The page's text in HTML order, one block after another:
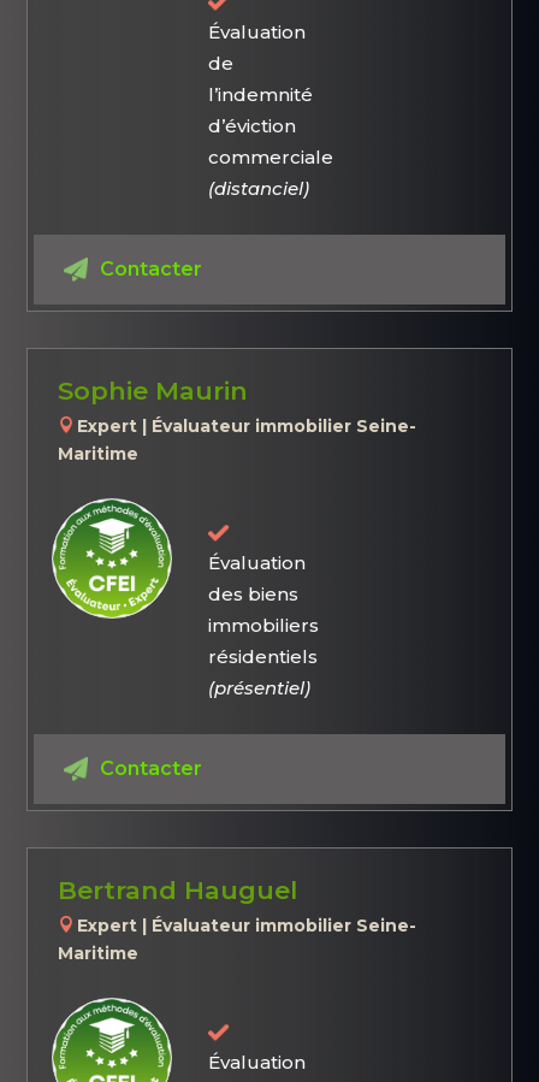
Évaluation
de
l’indemnité
d’éviction
commerciale
(distanciel)
Contacter
Sophie Maurin
Expert | Évaluateur immobilier Seine-
Maritime
Évaluation
des biens
immobiliers
résidentiels
(présentiel)
Contacter
Bertrand Hauguel
Expert | Évaluateur immobilier Seine-
Maritime
Évaluation